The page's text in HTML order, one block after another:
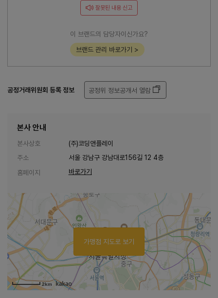
잘못된 내용 신고
이 브랜드의 담당자이신가요?
브랜드 관리 바로가기 >
공정거래위원회 등록 정보 공정위 정보공개서 열람
본사 안내
본사상호
(주)코딩앤플레이
주소
서울 강남구 강남대로156길 12 4층
홈페이지
바로가기
2km
가맹점 지도로 보기